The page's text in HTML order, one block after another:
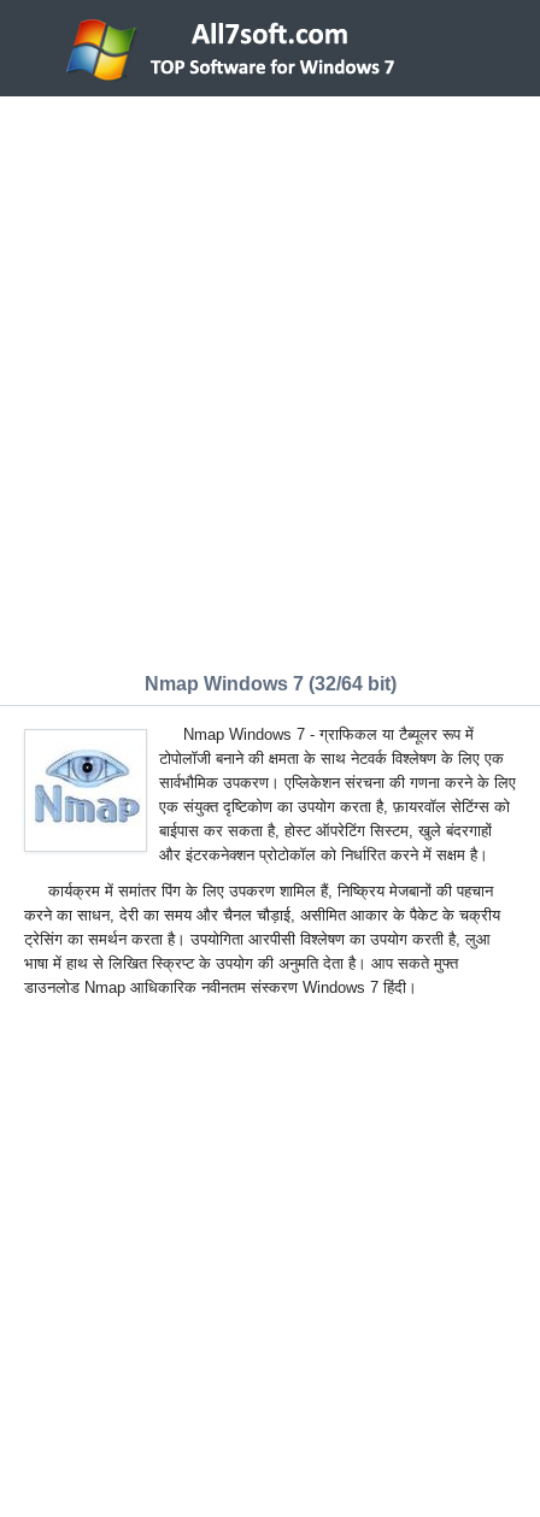
Nmap Windows 7 (32/64 bit)
Nmap Windows 7 - ग्राफिकल या टैब्यूलर रूप में
टोपोलॉजी बनाने की क्षमता के साथ नेटवर्क विश्लेषण के लिए एक
सार्वभौमिक उपकरण। एप्लिकेशन संरचना की गणना करने के लिए
एक संयुक्त दृष्टिकोण का उपयोग करता है, फ़ायरवॉल सेटिंग्स को
बाईपास कर सकता है, होस्ट ऑपरेटिंग सिस्टम, खुले बंदरगाहों
और इंटरकनेक्शन प्रोटोकॉल को निर्धारित करने में सक्षम है।
कार्यक्रम में समांतर पिंग के लिए उपकरण शामिल हैं, निष्क्रिय मेजबानों की पहचान
करने का साधन, देरी का समय और चैनल चौड़ाई, असीमित आकार के पैकेट के चक्रीय
ट्रेसिंग का समर्थन करता है। उपयोगिता आरपीसी विश्लेषण का उपयोग करती है, लुआ
भाषा में हाथ से लिखित स्क्रिप्ट के उपयोग की अनुमति देता है। आप सकते मुफ्त
डाउनलोड Nmap आधिकारिक नवीनतम संस्करण Windows 7 हिंदी।